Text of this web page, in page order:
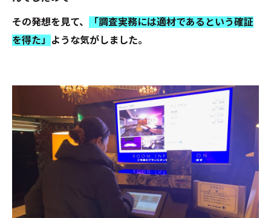
その発想を見て、
「調査実務には適材であるという確証
を得た」
ような気がしました。